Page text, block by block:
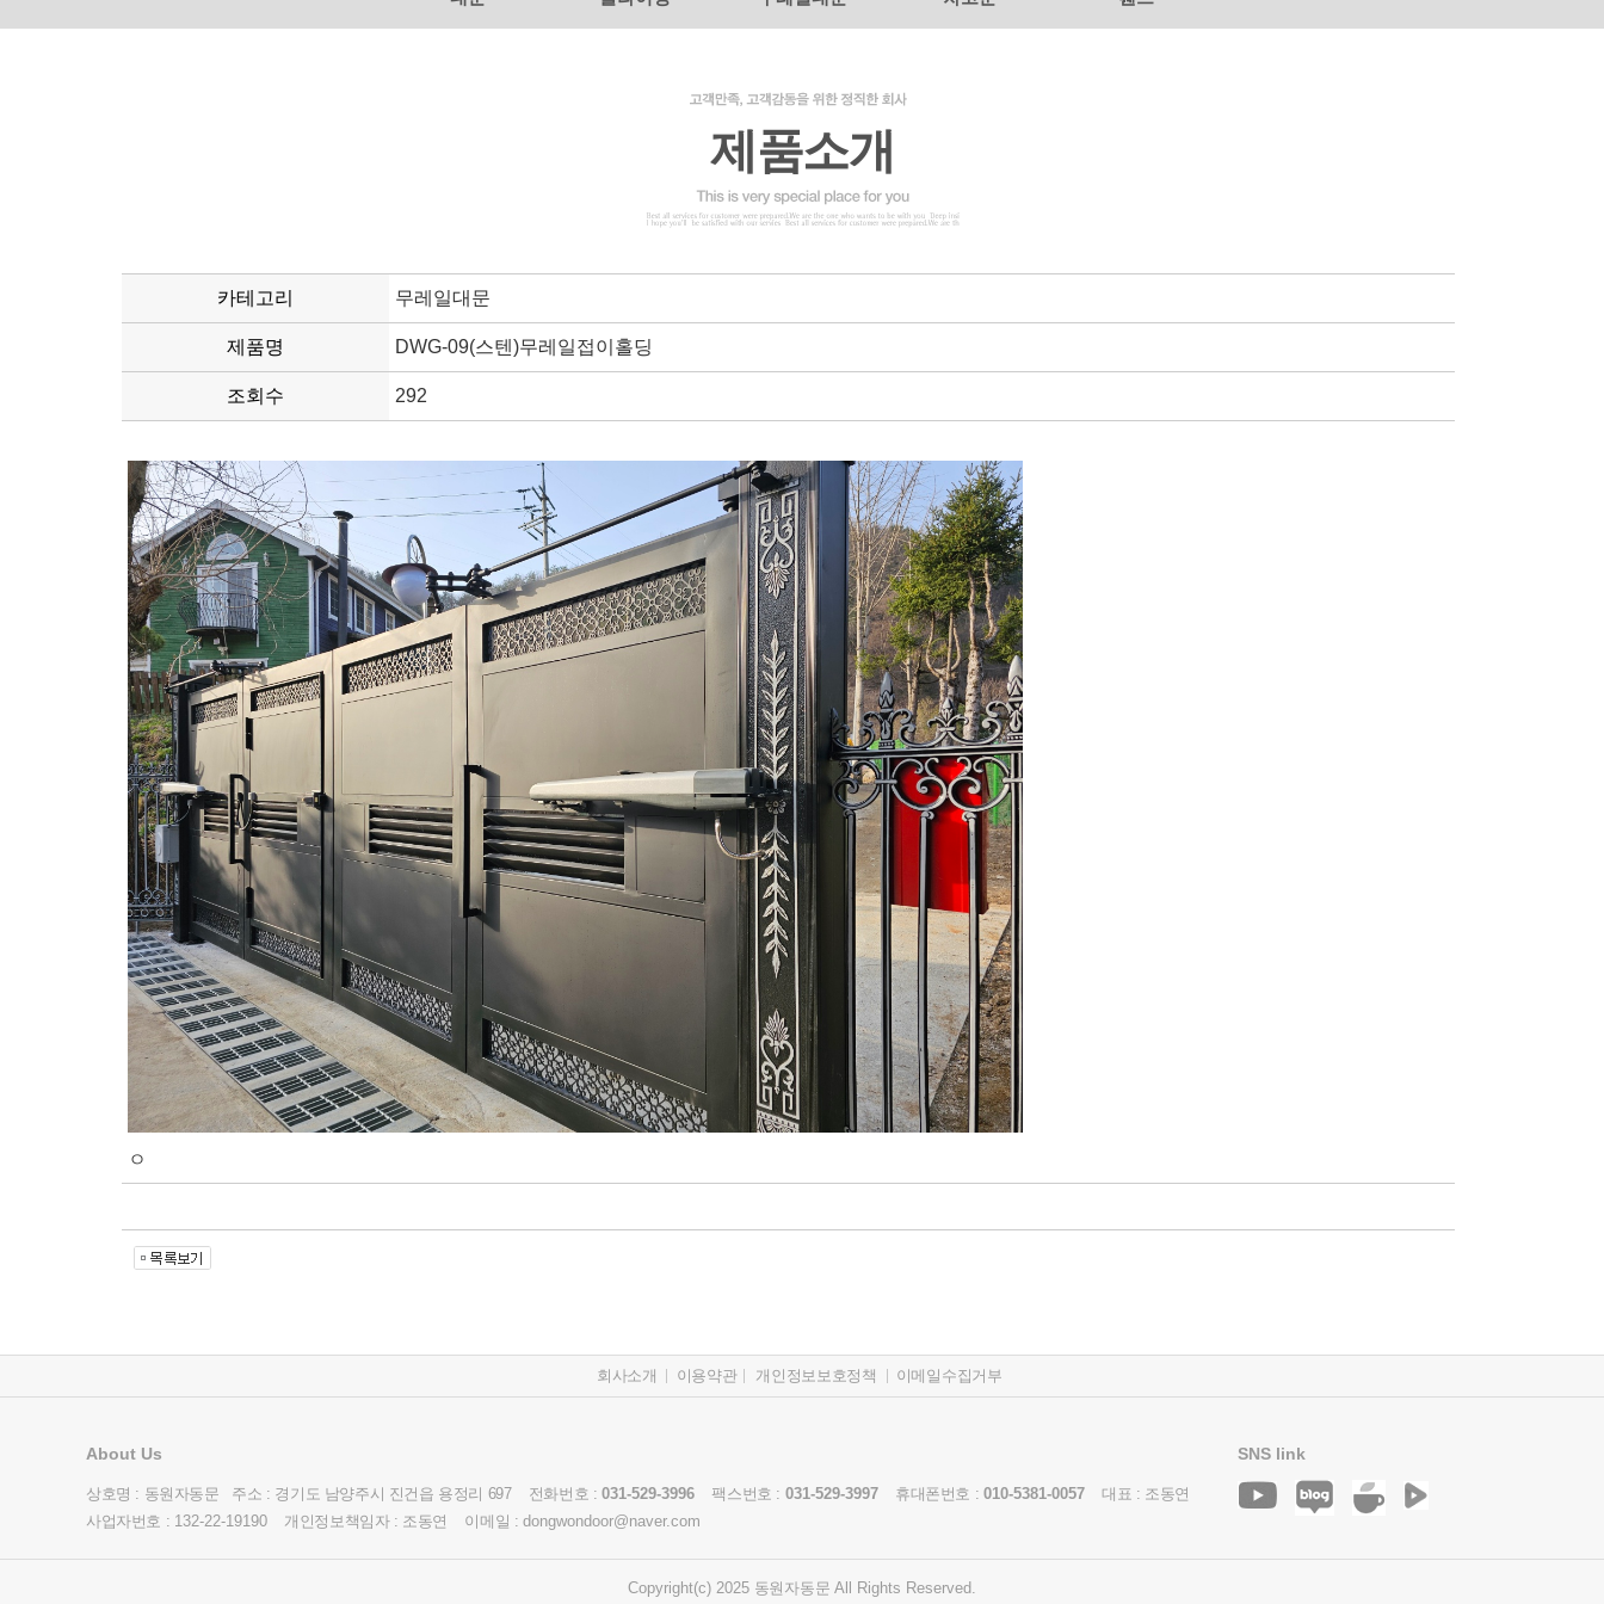
제품소개
카테고리 무레일대문
제품명 DWG-09(스텐)무레일접이홀딩
조회수 292
ㅇ
회사소개 이용약관 개인정보보호정책 이메일수집거부
About Us
상호명 : 동원자동문 주소 : 경기도 남양주시 진건읍 용정리 697 전화번호 : 031-529-3996팩스번호 : 031-529-3997휴대폰번호 : 010-5381-0057대표 : 조동연
사업자번호 : 132-22-19190개인정보책임자 : 조동연 이메일 : dongwondoor@naver.com
SNS link
Copyright(c) 2025 동원자동문 All Rights Reserved.